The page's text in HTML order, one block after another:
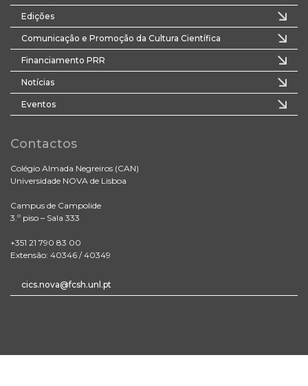
Edições
Comunicação e Promoção da Cultura Científica
Financiamento PRR
Notícias
Eventos
Contactos
Colégio Almada Negreiros (CAN)
Universidade NOVA de Lisboa
Campus de Campolide
3.º piso – Sala 333
+351 21 790 83 00
Extensão: 40346 / 40349
cics.nova@fcsh.unl.pt